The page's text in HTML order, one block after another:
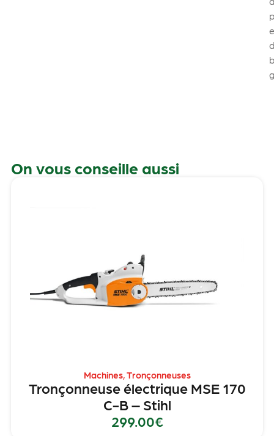
On vous conseille aussi
Machines, Tronçonneuses
Tronçonneuse électrique MSE 170
C-B – Stihl
299.00€